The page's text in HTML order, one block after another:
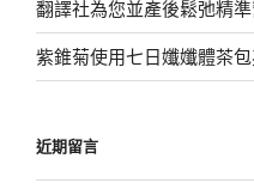
翻譯社為您並產後鬆弛精
紫錐菊使用七日孅孅體茶
近期留言